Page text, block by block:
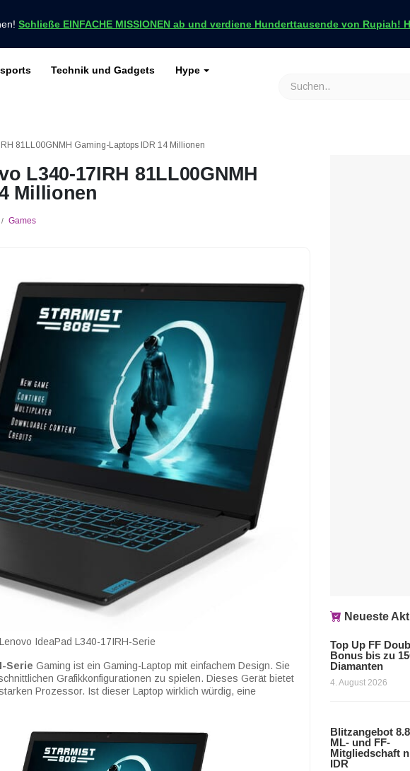
Schließe EINFACHE MISSIONEN ab und verdiene Hunderttausende von Rupiah!
nur bei VCGamers
Technik und Gadgets Hype
81LL00GNMH Gaming-Laptops IDR 14 Millionen
L340-17IRH 81LL00GNMH
Millionen
/ Games
IdeaPad L340-17IRH-Serie
Serie Gaming ist ein Gaming-Laptop mit einfachem Design. Sie
Grafikkonfigurationen zu spielen. Dieses Gerät bietet
Prozessor. Ist dieser Laptop wirklich würdig, eine
Neueste
Top Up FF
Bonus bis zu
Diamanten
4. August 2026
Blitzangebot
ML- und FF-
Mitgliedschaft
IDR